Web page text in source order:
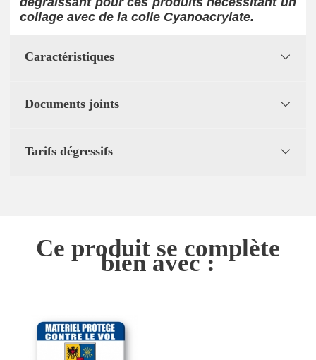
collage avec de la colle Cyanoacrylate.
Caractéristiques
Documents joints
Tarifs dégressifs
Ce produit se complète
bien avec :